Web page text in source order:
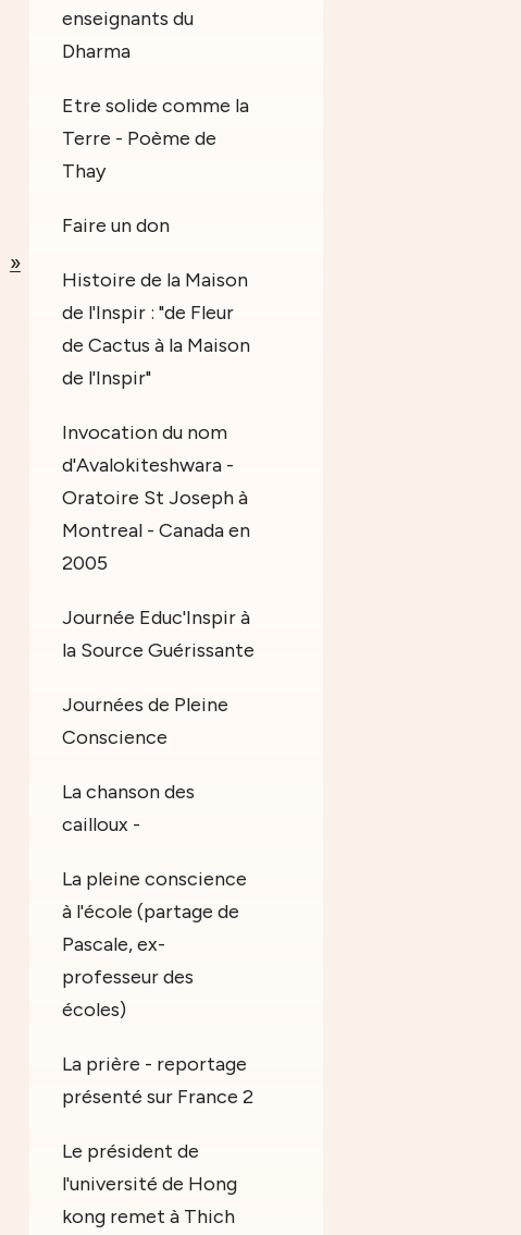
enseignants du
Dharma
Etre solide comme la
Terre - Poème de
Thay
Faire un don
Histoire de la Maison
de l'Inspir : "de Fleur
de Cactus à la Maison
de l'Inspir"
Invocation du nom
d'Avalokiteshwara -
Oratoire St Joseph à
Montreal - Canada en
2005
Journée Educ'Inspir à
la Source Guérissante
Journées de Pleine
Conscience
La chanson des
cailloux -
La pleine conscience
à l'école (partage de
Pascale, ex-
professeur des
écoles)
La prière - reportage
présenté sur France 2
Le président de
l'université de Hong
kong remet à Thich